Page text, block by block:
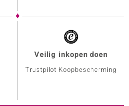
Veilig inkopen doen
Trustpilot Koopbescherming